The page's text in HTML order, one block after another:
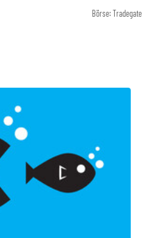
Börse: Tradegate